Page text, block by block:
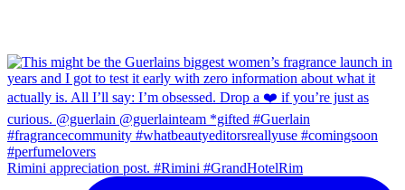
Rimini appreciation post. #Rimini #GrandHotelRim